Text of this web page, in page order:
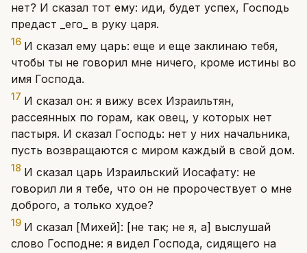
нет? И сказал тот ему: иди, будет успех, Господь
предаст _его_ в руку царя.
16 И сказал ему царь: еще и еще заклинаю тебя,
чтобы ты не говорил мне ничего, кроме истины во
имя Господа.
17 И сказал он: я вижу всех Израильтян,
рассеянных по горам, как овец, у которых нет
пастыря. И сказал Господь: нет у них начальника,
пусть возвращаются с миром каждый в свой дом.
18 И сказал царь Израильский Иосафату: не
говорил ли я тебе, что он не пророчествует о мне
доброго, а только худое?
19 И сказал [Михей]: [не так; не я, а] выслушай
слово Господне: я видел Господа, сидящего на